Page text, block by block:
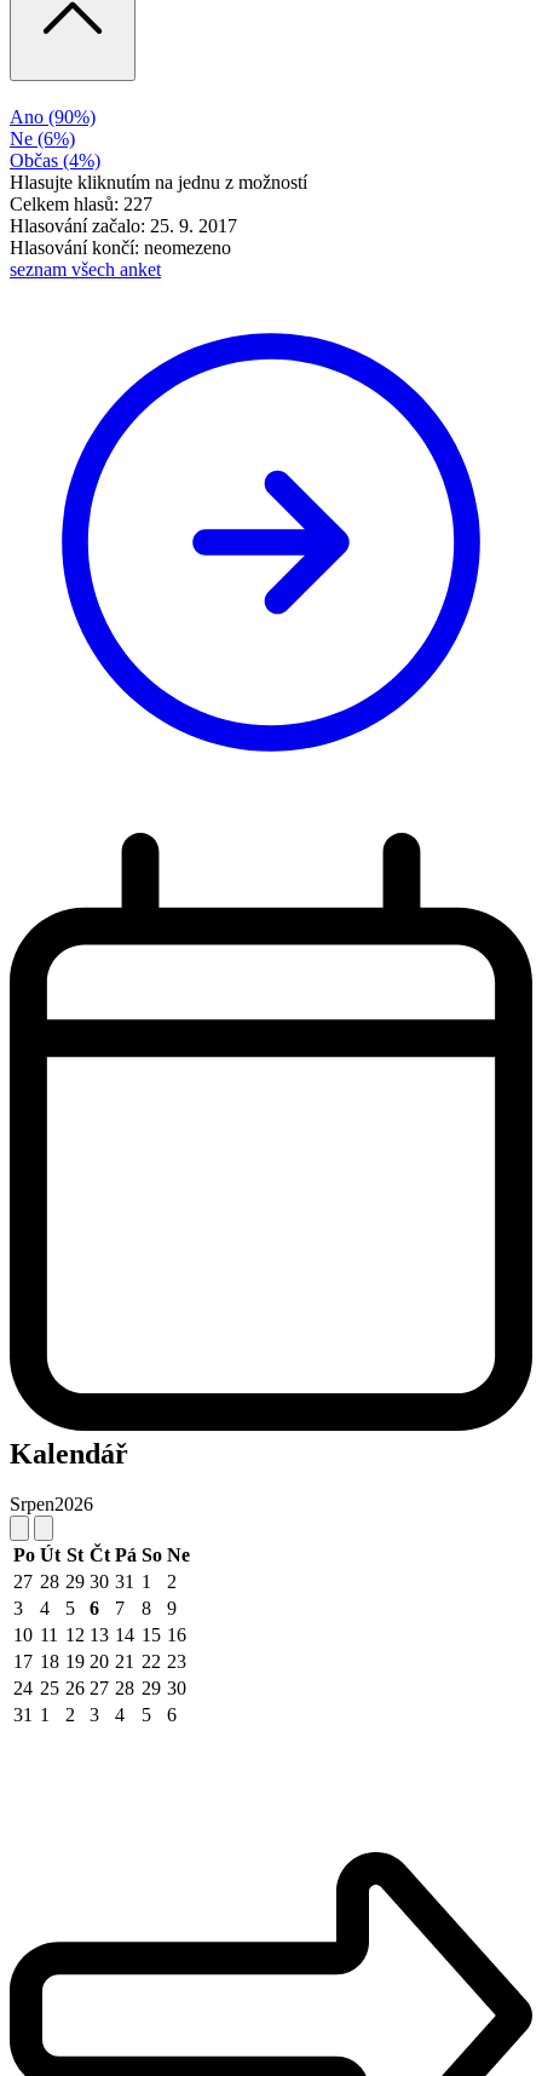
Ano (90%)
Ne (6%)
Občas (4%)
Hlasujte kliknutím na jednu z možností
Celkem hlasů: 227
Hlasování začalo: 25. 9. 2017
Hlasování končí: neomezeno
seznam všech anket
Kalendář
Srpen2026
Po Út St Čt Pá So Ne
27 28 29 30 31 1
2
3
4 5 6 7 8
9
10 11 12 13 14 15 16
17 18 19 20 21 22 23
24 25 26 27 28 29 30
31 1 2 3 4 5 6